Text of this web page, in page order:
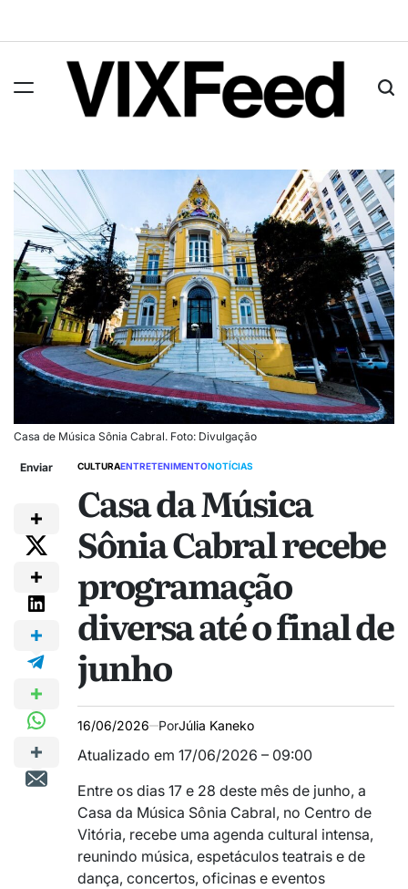
Casa de Música Sônia Cabral. Foto: Divulgação
Enviar CULTURAENTRETENIMENTONOTÍCIAS
Casa da Música
Sônia Cabral recebe
programação
diversa até o final de
junho
16/06/2026 PorJúlia Kaneko
Atualizado em 17/06/2026 – 09:00
Entre os dias 17 e 28 deste mês de junho, a
Casa da Música Sônia Cabral, no Centro de
Vitória, recebe uma agenda cultural intensa,
reunindo música, espetáculos teatrais e de
dança, concertos, oficinas e eventos